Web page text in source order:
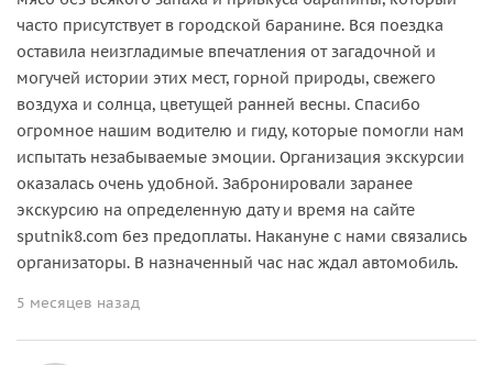
часто присутствует в городской баранине. Вся поездка
оставила неизгладимые впечатления от загадочной и
могучей истории этих мест, горной природы, свежего
воздуха и солнца, цветущей ранней весны. Спасибо
огромное нашим водителю и гиду, которые помогли нам
испытать незабываемые эмоции. Организация экскурсии
оказалась очень удобной. Забронировали заранее
экскурсию на определенную дату и время на сайте
sputnik8.com без предоплаты. Накануне с нами связались
организаторы. В назначенный час нас ждал автомобиль.
5 месяцев назад